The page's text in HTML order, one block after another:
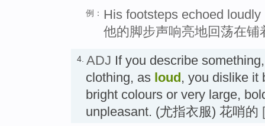
例： His footsteps echoed
他的脚步声响亮地回荡在铺
4. ADJ If you describe
clothing, as loud, you dislike it
bright colours or very large,
unpleasant. (尤指衣服) 花哨的